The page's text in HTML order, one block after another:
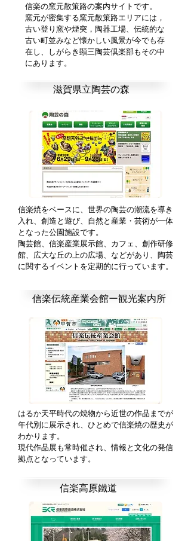
信楽の窯元散策路の案内サイトです。
窯元が密集する窯元散策路エリアには，
古い登り窯や煙突，陶器工場、伝統的な
古い町並みなど懐かしい風景が今でも存
在し、しがらき顕三陶芸倶楽部もその中
にあります。
滋賀県立陶芸の森
信楽焼をベースに、世界の陶芸の潮流を導き
入れ、創造と遊び、自然と産業・芸術が一体
となった公園施設です。
陶芸館、信楽産業展示館、カフェ、創作研修
館、広大な丘の上の広場、などがあり、陶芸
に関するイベントを定期的に行っています。
信楽伝統産業会館ー観光案内所
はるか天平時代の焼物から近世の作品までが
年代別に展示され、ひとめで信楽焼の歴史が
わかります。
現代作品展も常時催され、情報と文化の発信
拠点となっています。
信楽高原鐵道